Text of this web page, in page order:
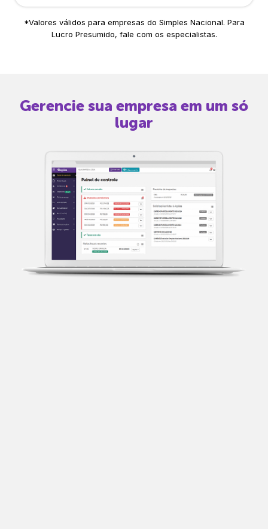
*Valores válidos para empresas do Simples Nacional. Para
Lucro Presumido, fale com os especialistas.
Gerencie sua empresa em um só
lugar